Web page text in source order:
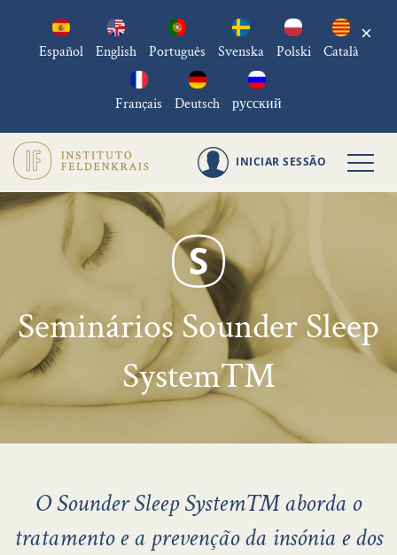
Español English Português Svenska Polski Català
Français Deutsch русский
×
INICIAR SESSÃO
Seminários Sounder Sleep
System™
O Sounder Sleep System™ aborda o
tratamento e a prevenção da insónia e dos